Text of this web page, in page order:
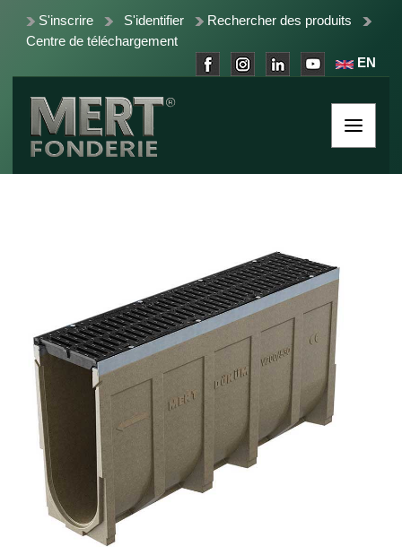
S'inscrire S'identifier
Rechercher des produits
Centre de téléchargement
EN